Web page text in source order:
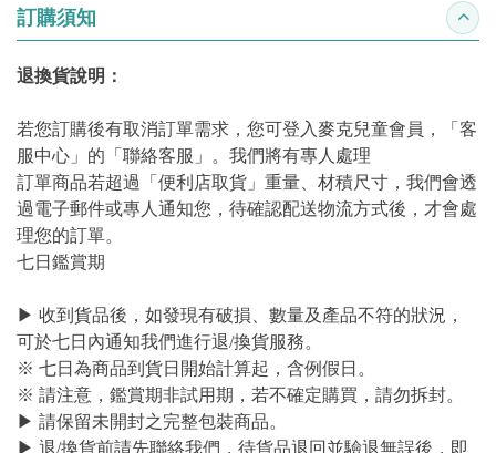
訂購須知 收合
退換貨說明：
若您訂購後有取消訂單需求，您可登入麥克兒童會員，「客
服中心」的「聯絡客服」。我們將有專人處理
訂單商品若超過「便利店取貨」重量、材積尺寸，我們會透
過電子郵件或專人通知您，待確認配送物流方式後，才會處
理您的訂單。
七日鑑賞期
▶ 收到貨品後，如發現有破損、數量及產品不符的狀況，
可於七日內通知我們進行退/換貨服務。
※ 七日為商品到貨日開始計算起，含例假日。
※ 請注意，鑑賞期非試用期，若不確定購買，請勿拆封。
▶ 請保留未開封之完整包裝商品。
▶ 退/換貨前請先聯絡我們，待貨品退回並驗退無誤後，即